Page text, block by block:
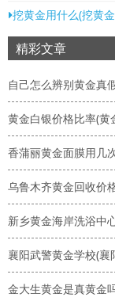
挖黄金用什么(挖黄
精彩文章
自己怎么辨别黄金真
黄金白银价格比率(
香蒲丽黄金面膜用几
乌鲁木齐黄金回收价
新乡黄金海岸洗浴中
襄阳武警黄金学校(
金大生黄金是真黄金